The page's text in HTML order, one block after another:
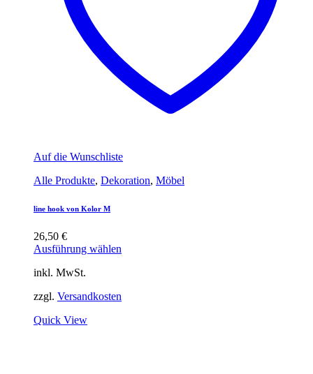
Auf die Wunschliste
Alle Produkte, Dekoration, Möbel
line hook von Kolor M
26,50 €
Ausführung wählen
inkl. MwSt.
zzgl. Versandkosten
Quick View